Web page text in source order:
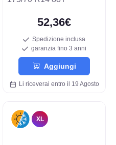
52,36€
Spedizione inclusa
garanzia fino 3 anni
Aggiungi
Li riceverai entro il 19 Agosto
XL